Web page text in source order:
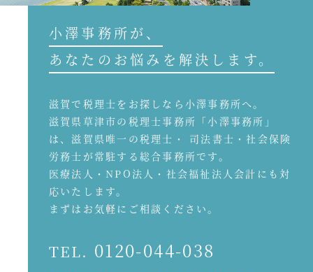
小澤事務所が、
あなたのお悩みを解決します。
滋賀で税理士をお探しなら小澤事務所へ。
滋賀県草津市の税理士事務所「小澤事務所」
は、滋賀県唯一の税理士・ 司法書士・社会保険
労務士が常駐する総合事務所です。
医療法人・NPO法人・社会福祉法人会計にも対
応いたします。
まずはお気軽にご相談ください。
TEL. 0120-044-038